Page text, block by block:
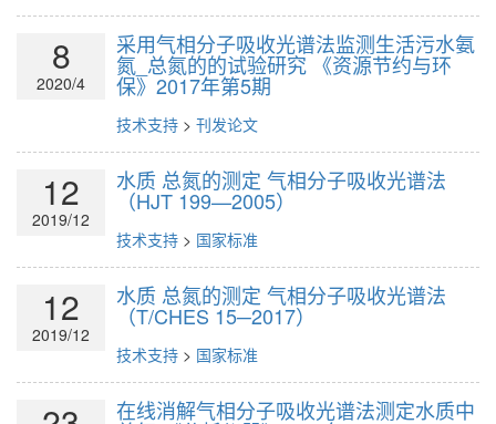
8
2020/4
采用气相分子吸收光谱法监测生活污水氨
氮_总氮的的试验研究 《资源节约与环
保》2017年第5期
技术支持 > 刊发论文
12
2019/12
水质 总氮的测定 气相分子吸收光谱法
（HJT 199—2005）
技术支持 > 国家标准
12
2019/12
水质 总氮的测定 气相分子吸收光谱法
（T/CHES 15─2017）
技术支持 > 国家标准
在线消解气相分子吸收光谱法测定水质中